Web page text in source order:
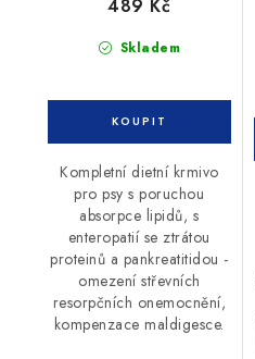
Skladem
489 Kč
Kompletní dietní krmivo
pro psy s poruchou
absorpce lipidů, s
enteropatií se ztrátou
proteinů a pankreatitidou -
omezení střevních
resorpčních onemocnění,
kompenzace maldigesce.